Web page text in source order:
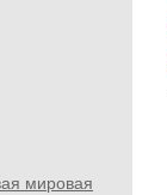
мировая